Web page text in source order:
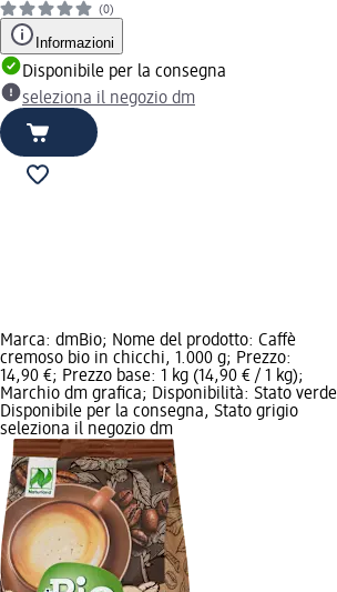
(0)
Informazioni
Disponibile per la consegna
seleziona il negozio dm
Marca: dmBio; Nome del prodotto: Caffè
cremoso bio in chicchi, 1.000 g; Prezzo:
14,90 €; Prezzo base: 1 kg (14,90 € / 1 kg);
Marchio dm grafica; Disponibilità: Stato verde
Disponibile per la consegna, Stato grigio
seleziona il negozio dm